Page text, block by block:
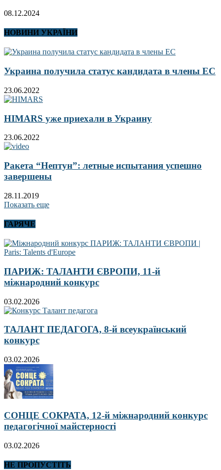
08.12.2024
НОВИНИ УКРАЇНИ
Украина получила статус кандидата в члены ЕС
23.06.2022
HIMARS уже приехали в Украину
23.06.2022
Ракета “Нептун”: летные испытания успешно
завершены
28.11.2019
Показать еще
ГАРЯЧЕ
ПАРИЖ: ТАЛАНТИ ЄВРОПИ, 11-й
міжнародний конкурс
03.02.2026
ТАЛАНТ ПЕДАГОГА, 8-й всеукраїнський
конкурс
03.02.2026
СОНЦЕ СОКРАТА, 12-й міжнародний конкурс
педагогічної майстерності
03.02.2026
НЕ ПРОПУСТІТЬ